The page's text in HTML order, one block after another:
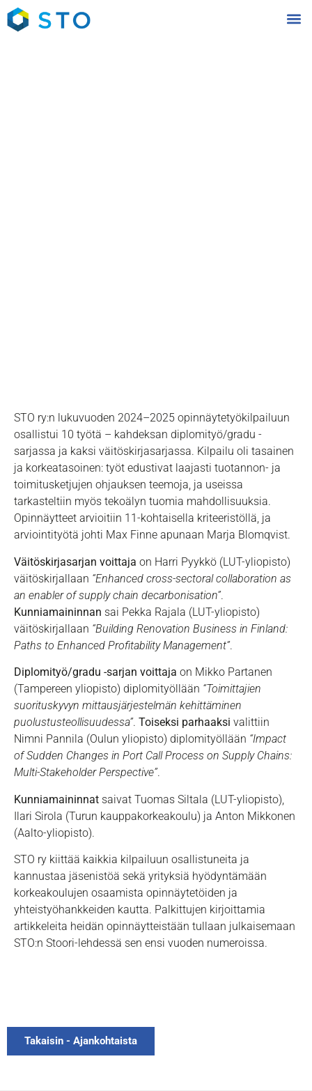
STO ry:n lukuvuoden 2024–2025 opinnäytetyökilpailuun
osallistui 10 työtä – kahdeksan diplomityö/gradu -
sarjassa ja kaksi väitöskirjasarjassa. Kilpailu oli tasainen
ja korkeatasoinen: työt edustivat laajasti tuotannon- ja
toimitusketjujen ohjauksen teemoja, ja useissa
tarkasteltiin myös tekoälyn tuomia mahdollisuuksia.
Opinnäytteet arvioitiin 11-kohtaisella kriteeristöllä, ja
arviointityötä johti Max Finne apunaan Marja Blomqvist.
Väitöskirjasarjan voittaja on Harri Pyykkö (LUT-yliopisto)
väitöskirjallaan “Enhanced cross-sectoral collaboration as
an enabler of supply chain decarbonisation”.
Kunniamaininnan sai Pekka Rajala (LUT-yliopisto)
väitöskirjallaan “Building Renovation Business in Finland:
Paths to Enhanced Profitability Management”.
Diplomityö/gradu -sarjan voittaja on Mikko Partanen
(Tampereen yliopisto) diplomityöllään “Toimittajien
suorituskyvyn mittausjärjestelmän kehittäminen
puolustusteollisuudessa”. Toiseksi parhaaksi valittiin
Nimni Pannila (Oulun yliopisto) diplomityöllään “Impact
of Sudden Changes in Port Call Process on Supply Chains:
Multi-Stakeholder Perspective”.
Kunniamaininnat saivat Tuomas Siltala (LUT-yliopisto),
Ilari Sirola (Turun kauppakorkeakoulu) ja Anton Mikkonen
(Aalto-yliopisto).
STO ry kiittää kaikkia kilpailuun osallistuneita ja
kannustaa jäsenistöä sekä yrityksiä hyödyntämään
korkeakoulujen osaamista opinnäytetöiden ja
yhteistyöhankkeiden kautta. Palkittujen kirjoittamia
artikkeleita heidän opinnäytteistään tullaan julkaisemaan
STO:n Stoori-lehdessä sen ensi vuoden numeroissa.
Takaisin - Ajankohtaista